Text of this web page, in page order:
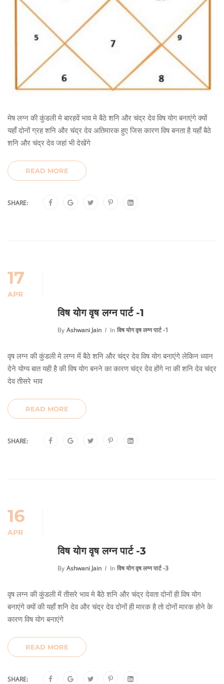
मेष लग्न की कुंडली मे बारहवें भाव मे बैठे शनि और चंद्र देव विष योग बनाएंगे क्यों
यहाँ दोनों ग्रह शनि और चंद्र देव अतिमारक हुए जिस कारण विष बनता है यहाँ बैठे
शनि और चंद्र देव जहां भी देखेंगे
READ MORE
SHARE:
17
APR
विष योग वृष लग्न पार्ट -1
By Ashwani Jain In विष योग वृष लग्न पार्ट -1
वृष लग्न की कुंडली मे लग्न में बैठे शनि और चंद्र देव विष योग बनाएंगे लेकिन ध्यान
देने योग्य बात यही है की विष योग बनने का कारण चंद्र देव होंगे ना की शनि देव चंद्र
देव तीसरे भाव
READ MORE
SHARE:
16
APR
विष योग वृष लग्न पार्ट -3
By Ashwani Jain In विष योग वृष लग्न पार्ट -3
वृष लग्न की कुंडली में तीसरे भाव मे बैठे शनि और चंद्र देवता दोनों ही विष योग
बनाएंगे क्यों की यहाँ शनि देव और चंद्र देव दोनों ही मारक है तो दोनों मारक होने के
कारण विष योग बनाएंगे
READ MORE
SHARE: